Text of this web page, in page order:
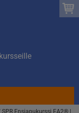
SPR Ensiapukurssi EA2® |